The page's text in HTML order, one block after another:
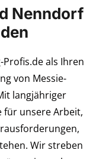
Nenndorf
als Ihren
von Messie-
langjähriger
für unsere Arbeit,
Wir streben